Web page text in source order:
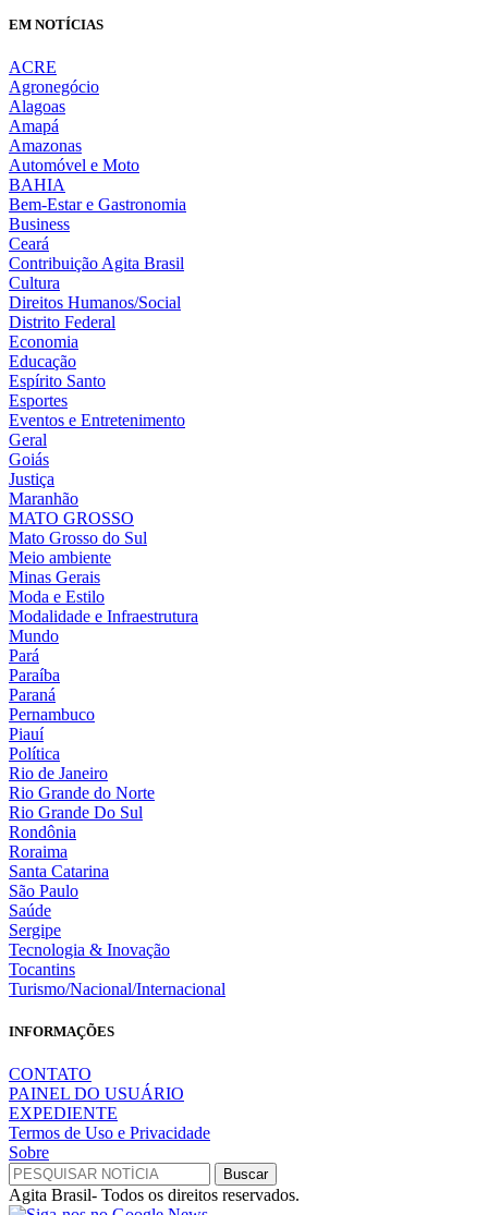
EM NOTÍCIAS
ACRE
Agronegócio
Alagoas
Amapá
Amazonas
Automóvel e Moto
BAHIA
Bem-Estar e Gastronomia
Business
Ceará
Contribuição Agita Brasil
Cultura
Direitos Humanos/Social
Distrito Federal
Economia
Educação
Espírito Santo
Esportes
Eventos e Entretenimento
Geral
Goiás
Justiça
Maranhão
MATO GROSSO
Mato Grosso do Sul
Meio ambiente
Minas Gerais
Moda e Estilo
Modalidade e Infraestrutura
Mundo
Pará
Paraíba
Paraná
Pernambuco
Piauí
Política
Rio de Janeiro
Rio Grande do Norte
Rio Grande Do Sul
Rondônia
Roraima
Santa Catarina
São Paulo
Saúde
Sergipe
Tecnologia & Inovação
Tocantins
Turismo/Nacional/Internacional
INFORMAÇÕES
CONTATO
PAINEL DO USUÁRIO
EXPEDIENTE
Termos de Uso e Privacidade
Sobre
Agita Brasil- Todos os direitos reservados.